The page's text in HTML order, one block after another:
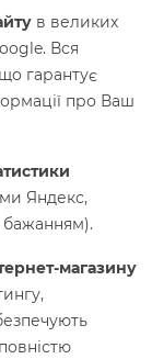
в великих
Вся
гарантує
про Ваш
Яндекс,
магазину